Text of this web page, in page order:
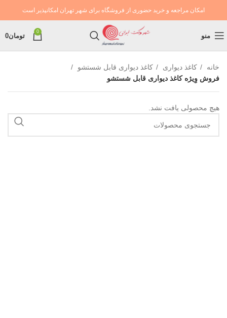
امکان مراجعه و خرید حضوری از فروشگاه برای شهر تهران امکانپذیر است
منو
0
تومان0
خانه کاغذ دیواری
کاغذ دیواری قابل شستشو
فروش وِیژه کاغذ دیواری قابل شستشو
هیچ محصولی یافت نشد.